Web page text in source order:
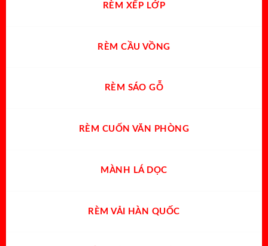
RÈM XẾP LỚP
RÈM CẦU VỒNG
RÈM SÁO GỖ
RÈM CUỐN VĂN PHÒNG
MÀNH LÁ DỌC
RÈM VẢI HÀN QUỐC